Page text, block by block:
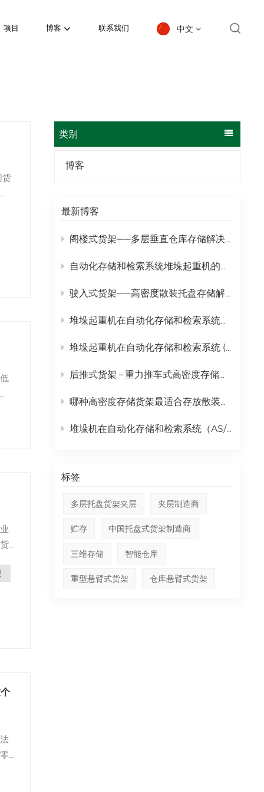
项目 博客 联系我们 中文
العربية
português
中文
русский
类别
博客
最新博客
阁楼式货架——多层垂直仓库存储解决方案
自动化存储和检索系统堆垛起重机的完整日常维护计划
驶入式货架——高密度散装托盘存储解决方案
堆垛起重机在自动化存储和检索系统（AS/RS）中的全面应用
堆垛起重机在自动化存储和检索系统 (AS/RS) 中的作用及全面成本分析
后推式货架 – 重力推车式高密度存储解决方案
哪种高密度存储货架最适合存放散装托盘货物？ | 金摩尔驶入式货架
堆垛机在自动化存储和检索系统（AS/RS）中的作用分析
标签
多层托盘货架夹层 夹层制造商
贮存 中国托盘式货架制造商
三维存储 智能仓库
重型悬臂式货架 仓库悬臂式货架
货